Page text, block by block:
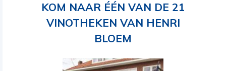
KOM NAAR ÉÉN VAN DE 21
VINOTHEKEN VAN HENRI
BLOEM